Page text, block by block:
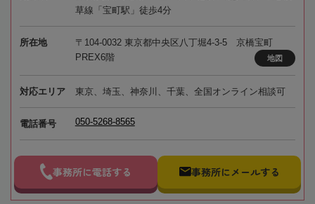
草線「宝町駅」徒歩4分
所在地
〒104-0032 東京都中央区八丁堀4-3-5 京橋宝町
PREX6階
地図
対応エリア 東京、埼玉、神奈川、千葉、全国オンライン相談可
電話番号 050-5268-8565
事務所に電話する 事務所にメールする